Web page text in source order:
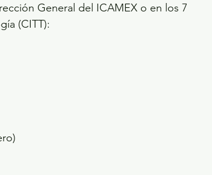
General del ICAMEX o en los 7
(CITT):